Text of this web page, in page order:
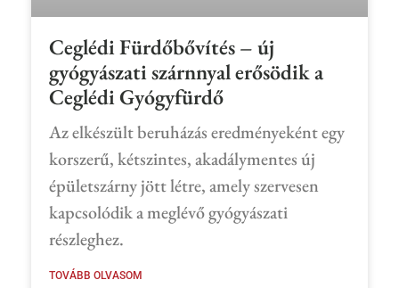
Ceglédi Fürdőbővítés – új
gyógyászati szárnnyal erősödik a
Ceglédi Gyógyfürdő
Az elkészült beruházás eredményeként egy
korszerű, kétszintes, akadálymentes új
épületszárny jött létre, amely szervesen
kapcsolódik a meglévő gyógyászati
részleghez.
TOVÁBB OLVASOM